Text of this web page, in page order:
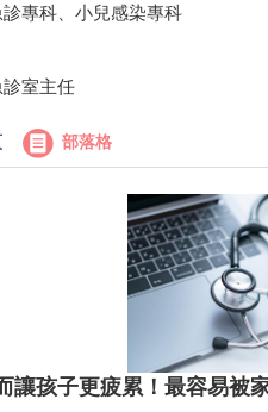
專科、小兒感染專科
室主任
部落格
讓孩子更疲累！最容易被